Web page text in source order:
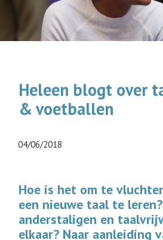
Heleen blogt over
& voetballen
04/06/2018
Hoe is het om te
een nieuwe taal te
anderstaligen en
elkaar? Naar aanleiding